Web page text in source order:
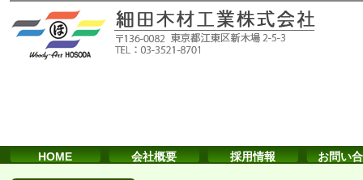
HOME 会社概要 採用情報 お問い